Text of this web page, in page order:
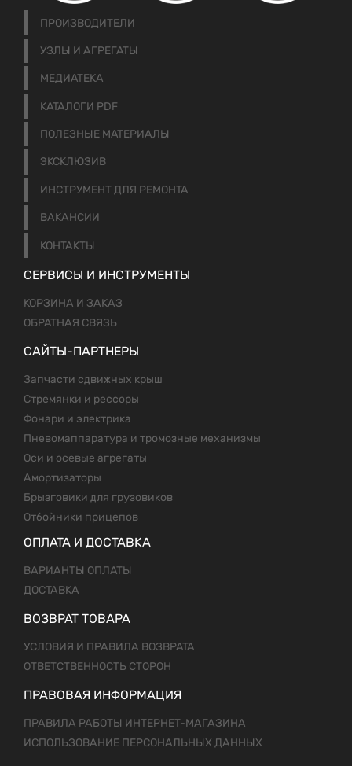
ПРОИЗВОДИТЕЛИ
УЗЛЫ И АГРЕГАТЫ
МЕДИАТЕКА
КАТАЛОГИ PDF
ПОЛЕЗНЫЕ МАТЕРИАЛЫ
ЭКСКЛЮЗИВ
ИНСТРУМЕНТ ДЛЯ РЕМОНТА
ВАКАНСИИ
КОНТАКТЫ
СЕРВИСЫ И ИНСТРУМЕНТЫ
КОРЗИНА И ЗАКАЗ
ОБРАТНАЯ СВЯЗЬ
САЙТЫ-ПАРТНЕРЫ
Запчасти сдвижных крыш
Стремянки и рессоры
Фонари и электрика
Пневомаппаратура и тромозные механизмы
Оси и осевые агрегаты
Амортизаторы
Брызговики для грузовиков
Отбойники прицепов
ОПЛАТА И ДОСТАВКА
ВАРИАНТЫ ОПЛАТЫ
ДОСТАВКА
ВОЗВРАТ ТОВАРА
УСЛОВИЯ И ПРАВИЛА ВОЗВРАТА
ОТВЕТСТВЕННОСТЬ СТОРОН
ПРАВОВАЯ ИНФОРМАЦИЯ
ПРАВИЛА РАБОТЫ ИНТЕРНЕТ-МАГАЗИНА
ИСПОЛЬЗОВАНИЕ ПЕРСОНАЛЬНЫХ ДАННЫХ